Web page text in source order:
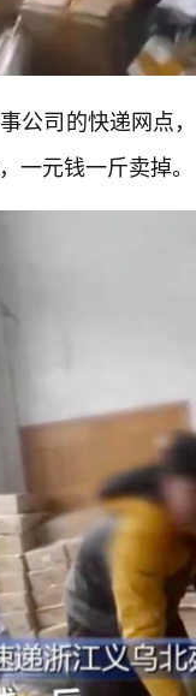
公司的快递网点
一元钱一斤卖掉。